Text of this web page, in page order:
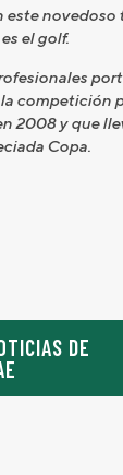
el golf.
competición
2008 y que
Copa.
DE